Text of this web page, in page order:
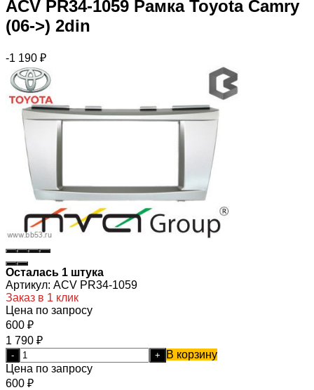
ACV PR34-1059 Рамка Toyota Camry
(06->) 2din
-1 190 ₽
Осталась 1 штука
Артикул: ACV PR34-1059
Заказ в 1 клик
Цена по запросу
600 ₽
1 790 ₽
- +
В корзину
Цена по запросу
600 ₽